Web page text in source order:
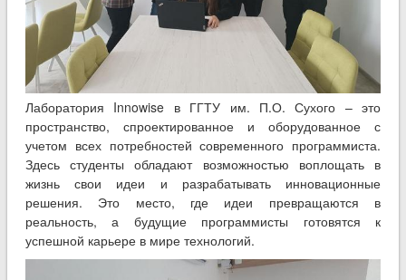
Лаборатория Innowise в ГГТУ им. П.О. Сухого – это
пространство, спроектированное и оборудованное с
учетом всех потребностей современного программиста.
Здесь студенты обладают возможностью воплощать в
жизнь свои идеи и разрабатывать инновационные
решения. Это место, где идеи превращаются в
реальность, а будущие программисты готовятся к
успешной карьере в мире технологий.